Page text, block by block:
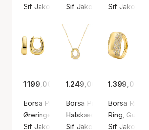
Sif Jakobs JewellerySif Jakobs Jewellery
Sif Jakobs
1.199,00 kr.
Borsa Piccolo Earrings
Øreringe, Guld farve / Forgyldt sølv
Sif Jakobs Jewellery
1.249,00 kr.
Borsa Piccolo Necklace
Halskæde, Guld farve /
Sif Jakobs Jewellery
1.399,00 kr.
Borsa Ring
Ring, Guld
Sif Jakobs